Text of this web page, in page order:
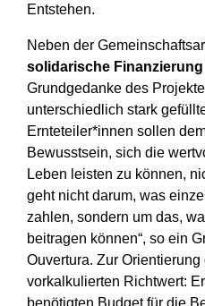
Entstehen.
Neben der
solidarische Finanzierung
Grundgedanke des
unterschiedlich stark
Ernteteiler*innen sollen
Bewusstsein, sich die
Leben leisten zu können,
geht nicht darum, was
zahlen, sondern um das,
beitragen können“, so ein
Ouvertura. Zur Orientierung
vorkalkulierten Richtwert:
benötigten Budget für die